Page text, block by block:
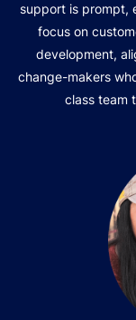
support is prompt,
focus on
development,
change-makers
class team